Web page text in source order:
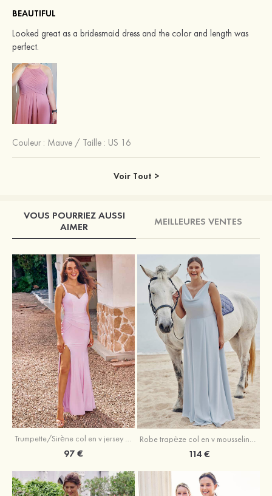
BEAUTIFUL
Looked great as a bridesmaid dress and the color and length was
perfect.
Couleur : Mauve / Taille : US 16
Voir Tout >
VOUS POURRIEZ AUSSI
AIMER
MEILLEURES VENTES
Trumpette/Sirène col en v jersey ras du sol robe de demoiselle d'honneur
97 € 114 €